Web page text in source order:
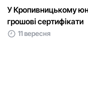
У Кропивницькому
грошові сертифікати
11 вересня